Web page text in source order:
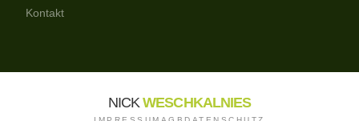
Kontakt
NICKWESCHKALNIES